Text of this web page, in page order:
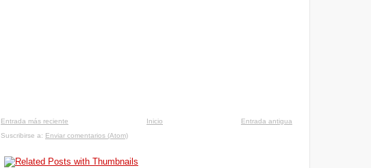
Entrada más reciente Entrada antigua
Inicio
Suscribirse a: Enviar comentarios (Atom)